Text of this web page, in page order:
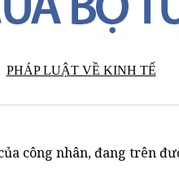
PHÁP LUẬT VỀ KINH TẾ
công nhân, đang trên